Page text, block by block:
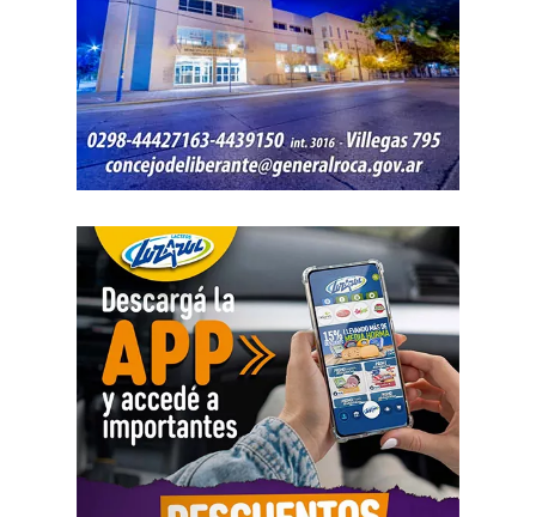
las pericias correspondientes. Otros elementos
encontrados quedaron bajo resguardo para determinar su
procedencia.
Por disposición de la Fiscalía de turno, ambos hombres
permanecen detenidos en el marco de una causa por